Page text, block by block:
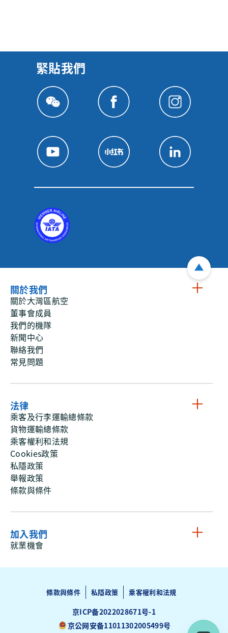
緊貼我們
關於我們
關於大灣區航空
董事會成員
我們的機隊
新聞中心
聯絡我們
常見問題
法律
乘客及行李運輸總條款
貨物運輸總條款
乘客權利和法規
Cookies政策
私隱政策
舉報政策
條款與條件
加入我們
就業機會
條款與條件 私隱政策 乘客權利和法規
京ICP备2022028671号-1
京公网安备11011302005499号